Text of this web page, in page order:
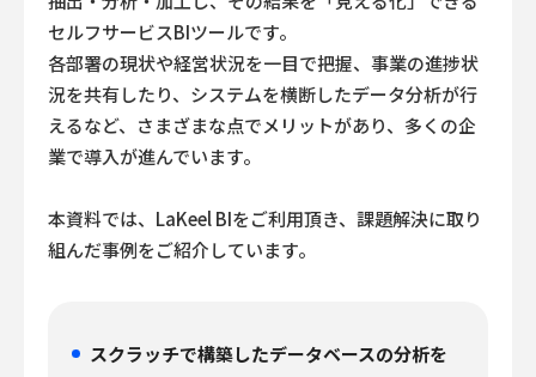
セルフサービスBIツールです。
各部署の現状や経営状況を一目で把握、事業の進捗状
況を共有したり、システムを横断したデータ分析が行
えるなど、 さまざまな点でメリットがあり、多くの企
業で導入が進んでいます。
本資料では、LaKeel BIをご利用頂き、課題解決に取り
組んだ事例をご紹介しています。
スクラッチで構築したデータベースの分析を